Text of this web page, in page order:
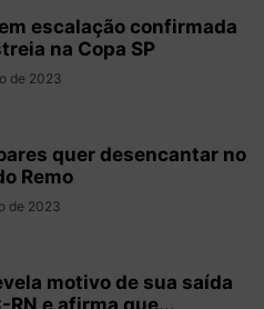
escalação confirmada
na Copa SP
de 2023
quer desencantar no
Remo
de 2023
motivo de sua saída
RN e afirma que...